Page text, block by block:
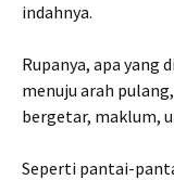
indahnya.
Rupanya, apa yang
menuju arah
bergetar, maklum,
Seperti pantai-